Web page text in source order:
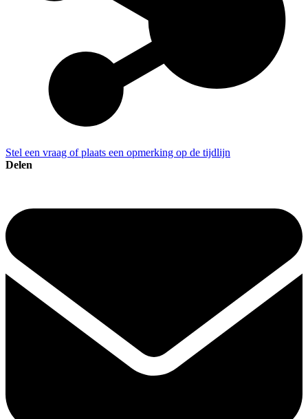
Stel een vraag of plaats een opmerking op de tijdlijn
Delen